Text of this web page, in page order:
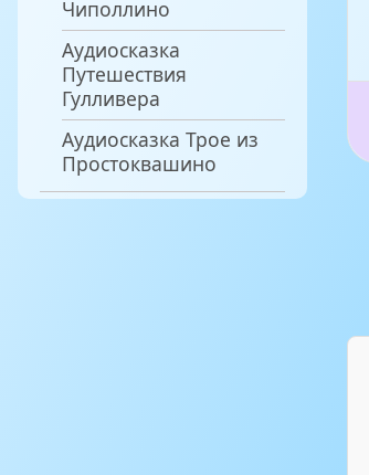
Чиполлино
Аудиосказка
Путешествия
Гулливера
Аудиосказка Трое из
Простоквашино